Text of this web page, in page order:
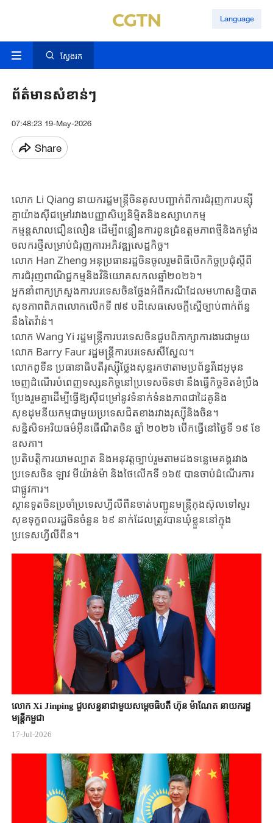
Language
ស្វែងរក
ព័ត៌មាន​សំខាន់ៗ
07:48:23 19-May-2026
Share
លោក Li Qiang នាយករដ្ឋមន្ត្រីចិនគូសបញ្ជាក់ពីការជំរុញការបន្ស៊ី
គ្នាយ៉ាងស៊ីជម្រៅរវាងបញ្ញាសិប្បនិម្មិតនិងឧស្សាហកម្ម
កម្មន្តសាលជឿនលឿន ដើម្បីពន្លឿនការពូនជ្រំឧត្តមភាពថ្មីនិងកម្លាំង
ចលករថ្មីសម្រាប់ជំរុញការអភិវឌ្ឍសេដ្ឋកិច្ច។
លោក ​Han Zheng​​ អនុប្រធានរដ្ឋចិនចូលរួម​​ពិធី​បើក​កិច្ចប្រជុំ​ស្តីពី​
ការ​​ជំរុញ​​ពាណិជ្ជកម្ម​និង​វិនិយោគ​សកល​ឆ្នាំ​២០២៦​។
អ្នកនាំពាក្យក្រសួងការបរទេសចិនថ្លែងអំពីករណីដែលមហាសន្និបាត
សុខភាពពិភពលោកលើកទី ៧៩ បដិសេធសេចក្តីស្នើច្បាប់ពាក់ព័ន្ធ
នឹងតៃវ៉ាន់។
លោក Wang Yi រដ្ឋមន្ត្រី​ការបរទេស​ចិន​ជួបពិភាក្សាការងារជាមួយ
លោក Barry Faur រដ្ឋមន្ត្រីការបរទេសសីស្ហែល។
លោកពូទីន ប្រធានាធិបតី​រុស្ស៊ី​ថ្លែងសុន្ទរកថាតាមប្រព័ន្ធវីដេអូមុន
ចេញដំណើរបំពេញទស្សនកិច្ចនៅប្រទេសចិនថា នឹងធ្វើកិច្ចខិតខំប្រឹង
ប្រែងរួមគ្នាដើម្បីធ្វើឱ្យស៊ីជម្រៅនូវទំនាក់ទំនងភាពជាដៃគូនិង
សុខដុមនីយកម្មជាមួយប្រទេសជិតខាងរវាងរុស្ស៊ីនិងចិន។
សន្និសិទ​អរិយធម៌អ៊ីនធើណឺត​ចិន ឆ្នាំ ២០២៦ បើកធ្វើ​នៅថ្ងៃទី ១៩ ខែ​
ឧសភា​។
ប្រតិបត្តិការយាមល្បាត និងអនុវត្តច្បាប់រួមតាមដងទន្លេមេគង្គរវាង
ប្រទេសចិន ឡាវ មីយ៉ាន់ម៉ា និងថៃលើកទី ១៦៥ បានចាប់ដំណើរការ
ជាផ្លូវការ។
ស្ថានទូតចិនប្រចាំប្រទេសហ្វីលីពីនចាត់បញ្ជូនមន្ត្រីកុងស៊ុលទៅសួរ
សុខទុក្ខពលរដ្ឋចិនចំនួន ៦៩ នាក់ដែលត្រូវបានឃុំខ្លួននៅក្នុង
ប្រទេសហ្វីលីពីន។
លោក Xi Jinping ជួបសន្ទនាជាមួយសម្តេចធិបតី ហ៊ុន ម៉ាណែត នាយករដ្ឋ
មន្ត្រីកម្ពុជា
17-Jul-2026